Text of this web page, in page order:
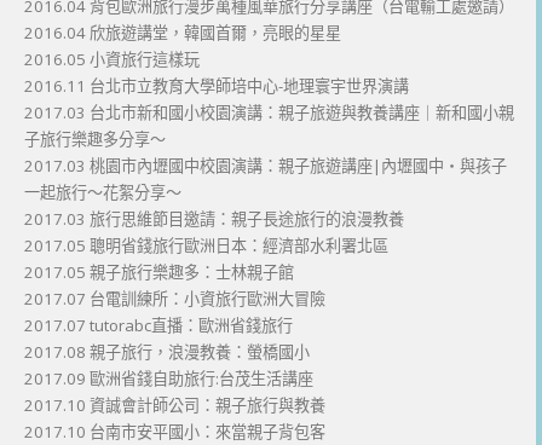
2016.04 背包歐洲旅行漫步萬種風華旅行分享講座（台電輸工處邀請）
2016.04 欣旅遊講堂，韓國首爾，亮眼的星星
2016.05 小資旅行這樣玩
2016.11 台北市立教育大學師培中心-地理寰宇世界演講
2017.03 台北市新和國小校園演講：親子旅遊與教養講座｜新和國小親
子旅行樂趣多分享～
2017.03 桃園市內壢國中校園演講：親子旅遊講座|內壢國中・與孩子
一起旅行～花絮分享～
2017.03 旅行思維節目邀請：親子長途旅行的浪漫教養
2017.05 聰明省錢旅行歐洲日本：經濟部水利署北區
2017.05 親子旅行樂趣多：士林親子館
2017.07 台電訓練所：小資旅行歐洲大冒險
2017.07 tutorabc直播：歐洲省錢旅行
2017.08 親子旅行，浪漫教養：螢橋國小
2017.09 歐洲省錢自助旅行:台茂生活講座
2017.10 資誠會計師公司：親子旅行與教養
2017.10 台南市安平國小：來當親子背包客